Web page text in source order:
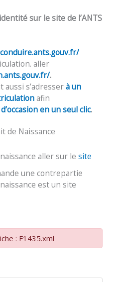
sur le site de l’ANTS
aller
.
aussi s’adresserà un
afin
en un seul clic.
de Naissance
aller sur le site
une contrepartie
est un site
: F1435.xml